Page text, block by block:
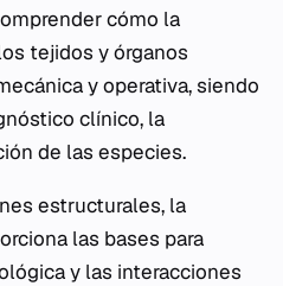
cómo la
tejidos y órganos
y operativa, siendo
clínico, la
de las especies.
estructurales, la
las bases para
y las interacciones